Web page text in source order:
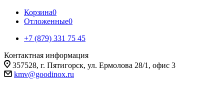
Корзина0
Отложенные0
+7 (879) 331 75 45
Контактная информация
357528, г. Пятигорск, ул. Ермолова 28/1, офис 3
kmv@goodinox.ru